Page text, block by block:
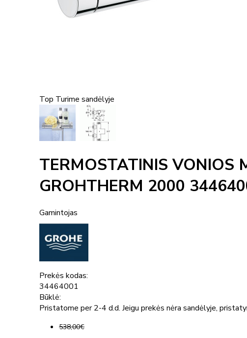
Top Turime sandėlyje
TERMOSTATINIS VONIOS
GROHTHERM 2000
Gamintojas
Prekės kodas:
34464001
Būklė:
Pristatome per 2-4 d.d. Jeigu prekės nėra sandėlyje,
538,00€